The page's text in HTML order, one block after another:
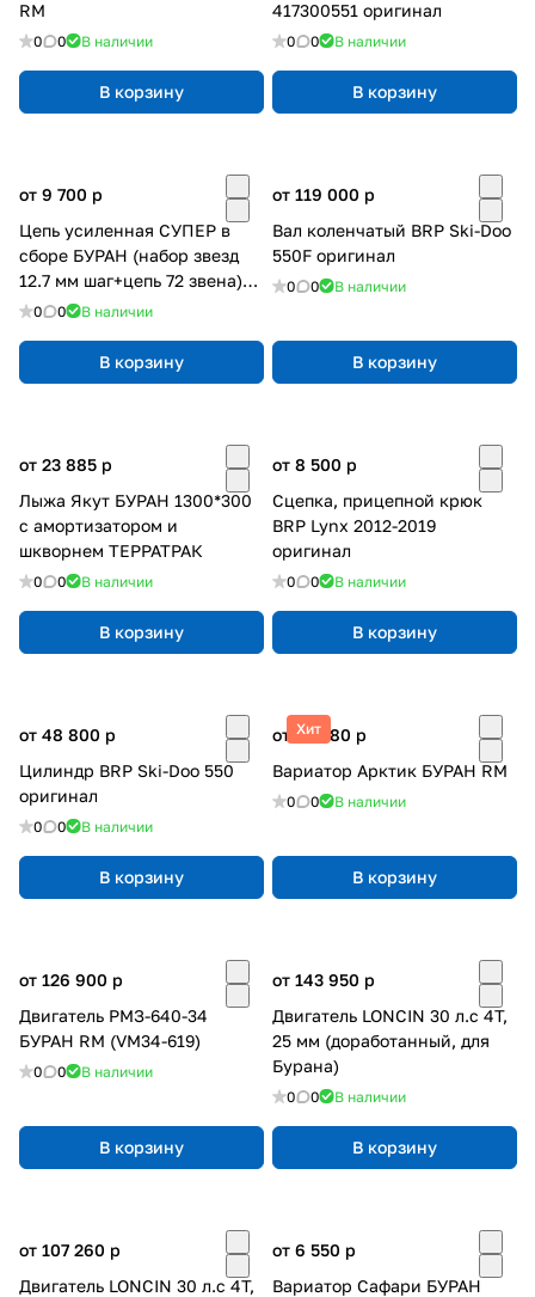
RM
0 0 В наличии
В корзину
417300551 оригинал
0 0 В наличии
В корзину
от 9 700 p
Цепь усиленная СУПЕР в
сборе БУРАН (набор звезд
12.7 мм шаг+цепь 72 звена)
Ижевск
0 0 В наличии
В корзину
от 119 000 p
Вал коленчатый BRP Ski-Doo
550F оригинал
0 0 В наличии
В корзину
от 23 885 p
Лыжа Якут БУРАН 1300*300
с амортизатором и
шкворнем ТЕРРАТРАК
0 0 В наличии
В корзину
от 8 500 p
Сцепка, прицепной крюк
BRP Lynx 2012-2019
оригинал
0 0 В наличии
В корзину
от 48 800 p
Цилиндр BRP Ski-Doo 550
оригинал
0 0 В наличии
В корзину
Хит
от 25 680 p
Вариатор Арктик БУРАН RM
0 0 В наличии
В корзину
от 126 900 p
Двигатель РМЗ-640-34
БУРАН RM (VM34-619)
0 0 В наличии
В корзину
от 143 950 p
Двигатель LONCIN 30 л.с 4Т,
25 мм (доработанный, для
Бурана)
0 0 В наличии
В корзину
от 107 260 p
Двигатель LONCIN 30 л.с 4Т,
от 6 550 p
Вариатор Сафари БУРАН